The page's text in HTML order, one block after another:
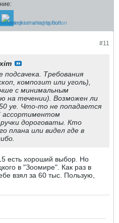
#11
Требования
композит или уголь),
с минимальным
на течении). Возможен ли
уе. Что-то не попадается
ассортиментом
дороговаты. Кто
плана или видел где в
есть хороший выбор. Но
в "Зоомире". Как раз в
взял за 60 тыс. Пользую,